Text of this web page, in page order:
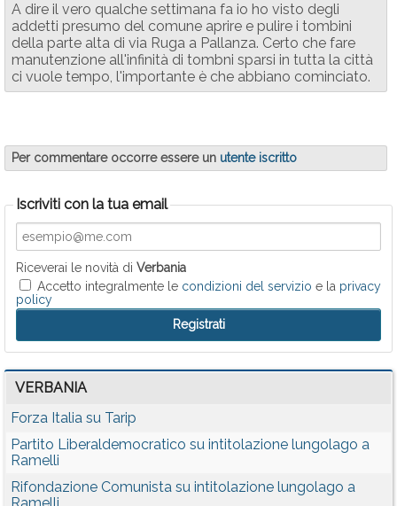
A dire il vero qualche settimana fa io ho visto degli
addetti presumo del comune aprire e pulire i tombini
della parte alta di via Ruga a Pallanza. Certo che fare
manutenzione all'infinità di tombni sparsi in tutta la città
ci vuole tempo, l'importante è che abbiano cominciato.
Per commentare occorre essere un utente iscritto
Iscriviti con la tua email
Riceverai le novità di Verbania
Accetto integralmente le condizioni del servizio e la privacy
policy
VERBANIA
Forza Italia su Tarip
Partito Liberaldemocratico su intitolazione lungolago a
Ramelli
Rifondazione Comunista su intitolazione lungolago a